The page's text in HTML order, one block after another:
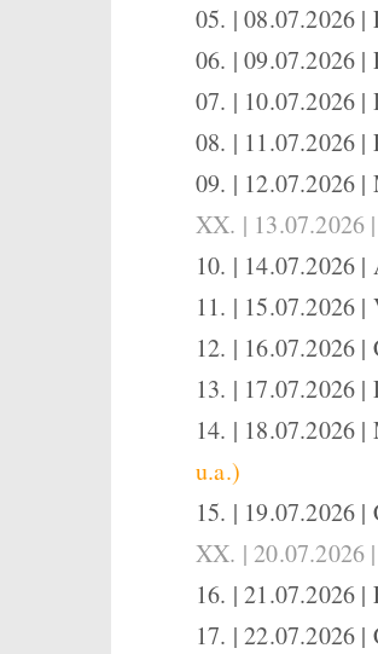
05. | 08.07.2026
06. | 09.07.2026
07. | 10.07.2026
08. | 11.07.2026
09. | 12.07.2026
XX. | 13.07.2026
10. |
11. | 15.07.2026
12. | 16.07.2026
13. | 17.07.2026
14. | 18.07.2026
u.a.)
15. | 19.07.2026
XX. | 20.07.2026
16. | 21.07.2026
17. | 22.07.2026